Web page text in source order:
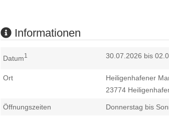
Informationen
Datum1 30.07.2026 bis
Ort
Heiligenhafener
23774
Öffnungszeiten Donnerstag bis